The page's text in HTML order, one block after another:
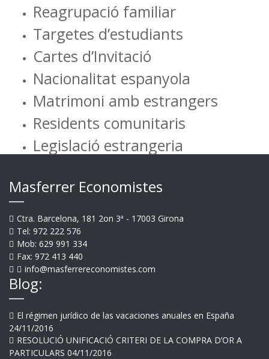
Reagrupació familiar
Targetes d’estudiants
Cartes d’Invitació
Nacionalitat espanyola
Matrimoni amb estrangers
Residents comunitaris
Legislació estrangeria
Masferrer Economistes
Ctra. Barcelona, 181 2on 3ª - 17003 Girona
Tel: 972 222 576
Mob: 629 991 334
Fax: 972 413 440
info@masferrereconomistes.com
Blog:
El régimen jurídico de las vacaciones anuales en España
24/11/2016
RESOLUCIÓ UNIFICACIÓ CRITERI DE LA COMPRA D’OR A
PARTICULARS 04/11/2016